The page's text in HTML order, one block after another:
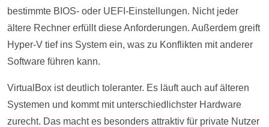
bestimmte BIOS- oder UEFI-Einstellungen. Nicht jeder
ältere Rechner erfüllt diese Anforderungen. Außerdem greift
Hyper-V tief ins System ein, was zu Konflikten mit anderer
Software führen kann.
VirtualBox ist deutlich toleranter. Es läuft auch auf älteren
Systemen und kommt mit unterschiedlichster Hardware
zurecht. Das macht es besonders attraktiv für private Nutzer